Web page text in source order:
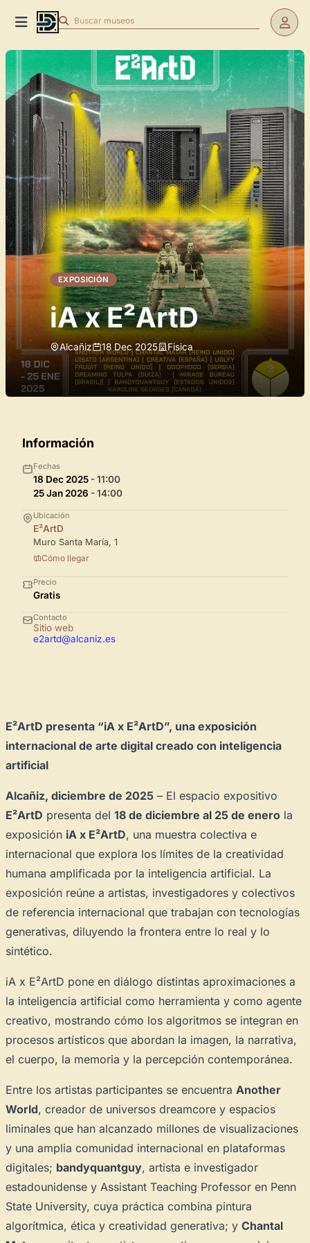
Buscar museos
EXPOSICIÓN
iA x E²ArtD
Alcañiz 18 Dec 2025 Fisica
Información
Fechas
18 Dec 2025 - 11:00
25 Jan 2026 - 14:00
Ubicación
E²ArtD
Muro Santa María, 1
Cómo llegar
Precio
Gratis
Contacto
Sitio web
e2artd@alcaniz.es
E²ArtD presenta “iA x E²ArtD”, una exposición
internacional de arte digital creado con inteligencia
artificial
Alcañiz, diciembre de 2025 – El espacio expositivo
E²ArtD presenta del 18 de diciembre al 25 de enero la
exposición iA x E²ArtD, una muestra colectiva e
internacional que explora los límites de la creatividad
humana amplificada por la inteligencia artificial. La
exposición reúne a artistas, investigadores y colectivos
de referencia internacional que trabajan con tecnologías
generativas, diluyendo la frontera entre lo real y lo
sintético.
iA x E²ArtD pone en diálogo distintas aproximaciones a
la inteligencia artificial como herramienta y como agente
creativo, mostrando cómo los algoritmos se integran en
procesos artísticos que abordan la imagen, la narrativa,
el cuerpo, la memoria y la percepción contemporánea.
Entre los artistas participantes se encuentra Another
World, creador de universos dreamcore y espacios
liminales que han alcanzado millones de visualizaciones
y una amplia comunidad internacional en plataformas
digitales; bandyquantguy, artista e investigador
estadounidense y Assistant Teaching Professor en Penn
State University, cuya práctica combina pintura
algorítmica, ética y creatividad generativa; y Chantal
×